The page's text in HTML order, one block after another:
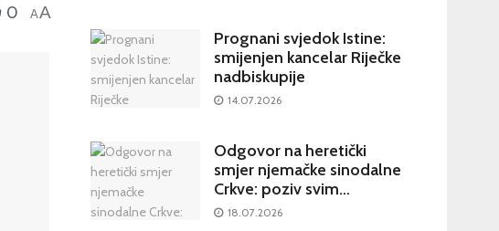
0 AA
Hrvatsku
Prognani svjedok Istine:
smijenjen kancelar Riječke
nadbiskupije
14.07.2026
Odgovor na heretički
smjer njemačke sinodalne
Crkve: poziv svim
katolicima na potpisivanje
18.07.2026